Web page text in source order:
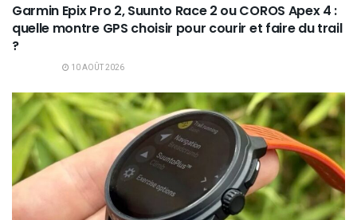
Garmin Epix Pro 2, Suunto Race 2 ou COROS Apex 4 :
quelle montre GPS choisir pour courir et faire du trail
?
10 AOÛT 2026